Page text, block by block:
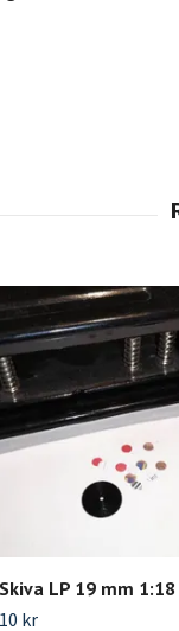
Skiva LP 19 mm 1:18
10 kr